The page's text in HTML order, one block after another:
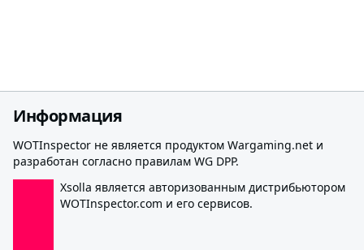
Информация
WOTInspector не является продуктом Wargaming.net и
разработан согласно правилам WG DPP.
Xsolla является авторизованным дистрибьютором
WOTInspector.com и его сервисов.